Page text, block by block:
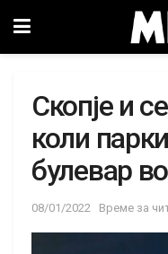
Скопје и
коли
булевар
08/01/2022 Време за